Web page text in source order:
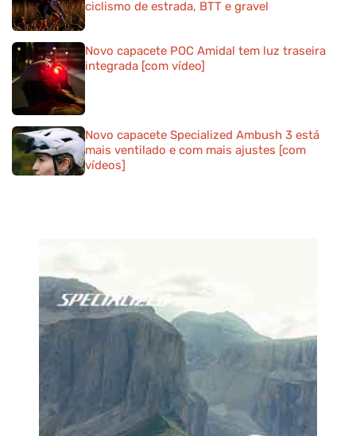
ciclismo de estrada, BTT e gravel
Novo capacete POC Amidal tem luz traseira
integrada [com vídeo]
Novo capacete Specialized Ambush 3 está
mais ventilado e com mais ajustes [com
vídeos]